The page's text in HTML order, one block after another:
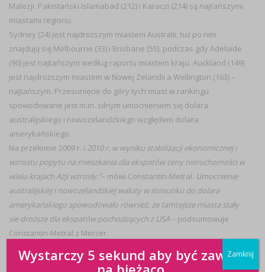
Malezji. Pakistański Islamabad (212) i Karaczi (214) są najtańszymi
miastami regionu.
Sydney (24) jest najdroższym miastem Australii, tuż po nim
znajdują się Melbourne (33) i Brisbane (55), podczas gdy Adelaide
(90) jest najtańszym według raportu miastem kraju. Auckland (149)
jest najdroższym miastem w Nowej Zelandii a Wellington (163) –
najtańszym. Przesunięcie do góry tych miast w rankingu
spowodowane jest m.in. silnym umocnieniem się dolara
australijskiego i nowozelandzkiego względem dolara
amerykańskiego.
Na przełomie 2009 r. i 2010 r. w wyniku stabilizacji ekonomicznej i
wzrostu popytu na mieszkania dla ekspatów ceny nieruchomości w
wielu krajach Azji wzrosły.”– mówi Constantin-Metral. Umocnienie
australijskiej i nowozelandzkiej waluty w stosunku do dolara
amerykańskiego spowodowało również, że tamtejsze miasta stały
sie droższe dla ekspatów pochodzących z USA – podsumowuje
Constantin-Metral z Mercer.
Wystarczy 5 sekund aby być zawsze
Zamknij